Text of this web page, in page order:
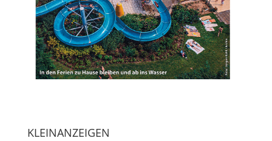
KLEINANZEIGEN